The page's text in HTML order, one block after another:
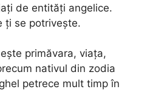
de entități angelice.
ți se potrivește.
primăvara, viața,
nativul din zodia
petrece mult timp în